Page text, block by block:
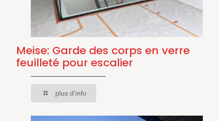
Meise: Garde des corps en verre
feuilleté pour escalier
plus d'info